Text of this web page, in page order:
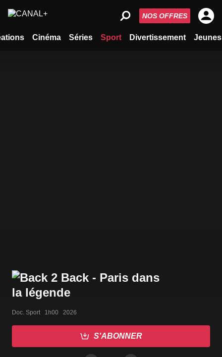
Cinéma Séries Sport Divertissement
NOS OFFRES
Doc. Sport   1h00   2026
S'ABONNER